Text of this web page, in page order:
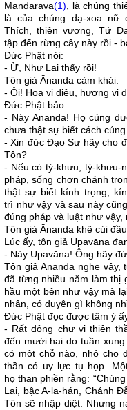
Mandārava(1), là chúng
là của chúng dạ-xoa nữ
Thích, thiên vương, Tứ
tập đến rừng cây này rồi -
Đức Phật nói:
- Ừ, Như Lai thấy rồi!
Tôn giả Ānanda cảm khái:
- Ôi! Hoa vi diệu, hương vi
Đức Phật bảo:
- Này Ānanda! Họ cúng
chưa thật sự biết cách
- Xin đức Đạo Sư hãy cho
Tôn?
- Nếu có tỳ-khưu, tỳ-khưu-
pháp, sống chơn chánh
thật sự biết kính trọng,
trì như vậy và sau này
đúng pháp và luật như vậy,
Tôn giả Ānanda khẽ cúi
Lúc ấy, tôn giả Upavāna
- Này Upavāna! Ông hãy
Tôn giả Ānanda nghe vậy,
đã từng nhiều năm làm thị
hầu một bên như vậy mà
nhân, có duyên gì không
Đức Phật đọc được tâm ý
- Rất đông chư vị thiên
đến mười hai do tuần
có một chỗ nào, nhỏ cho
thần có uy lực tụ họp.
họ than phiền rằng:
Lai, bậc A-la-hán, Chánh
Tôn sẽ nhập diệt. Nhưng